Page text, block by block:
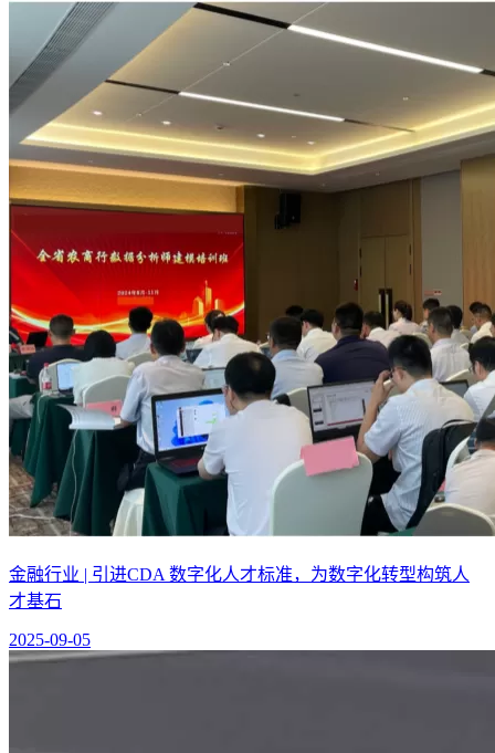
金融行业 | 引进CDA 数字化人才标准，为数字化转型构筑人
才基石
2025-09-05